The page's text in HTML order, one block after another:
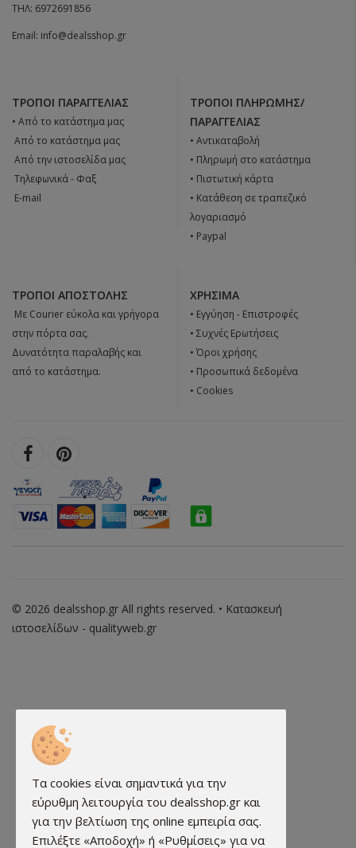
ΤΗΛ: 6972691856
Email: info@dealsshop.gr
ΤΡΌΠΟΙ ΠΑΡΑΓΓΕΛΊΑΣ
• Από το κατάστημα μας
 Από το κατάστημα μας
 Από την ιστοσελίδα μας
 Tηλεφωνικά - Φαξ
 E-mail
ΤΡΌΠΟΙ ΠΛΗΡΩΜΉΣ/
ΠΑΡΑΓΓΕΛΊΑΣ
• Αντικαταβολή
• Πληρωμή στο κατάστημα
• Πιστωτική κάρτα
• Κατάθεση σε τραπεζικό
λογαριασμό
• Paypal
ΤΡΌΠΟΙ ΑΠΟΣΤΟΛΉΣ
 Με Courier εύκολα και γρήγορα
στην πόρτα σας.
Δυνατότητα παραλαβής και
από το κατάστημα.
ΧΡΉΣΙΜΑ
• Εγγύηση - Επιστροφές
• Συχνές Ερωτήσεις
• Όροι χρήσης
• Προσωπικά δεδομένα
• Cookies
© 2026 dealsshop.gr All rights reserved. • Κατασκευή
ιστοσελίδων - qualityweb.gr
Τα cookies είναι σημαντικά για την
εύρυθμη λειτουργία του dealsshop.gr και
για την βελτίωση της online εμπειρία σας.
Επιλέξτε «Αποδοχή» ή «Ρυθμίσεις» για να